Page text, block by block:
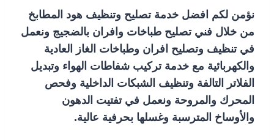
نؤمن لكم افضل خدمة تصليح وتنظيف هود المطابخ
من خلال فني تصليح طباخات وافران بالضجيج ونعمل
في تنظيف وتصليح افران وطباخات الغاز العادية
والكهربائية مع خدمة تركيب شفاطات الهواء وتبديل
الفلاتر التالفة وتنظيف الشبكات الداخلية وفحص
المحرك والمروحة ونعمل في تفتيت الدهون
والأوساخ المترسبة وغسلها بحرفية عالية.